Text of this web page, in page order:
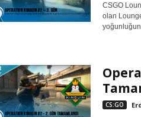
CSGO
olan
CS:GO